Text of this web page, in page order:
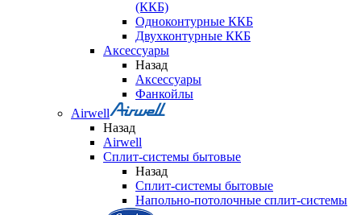
(ККБ)
Одноконтурные ККБ
Двухконтурные ККБ
Аксессуары
Назад
Аксессуары
Фанкойлы
Airwell
Назад
Airwell
Сплит-системы бытовые
Назад
Сплит-системы бытовые
Напольно-потолочные сплит-системы